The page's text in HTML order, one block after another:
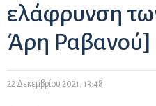
ελάφρυνση
Άρη Ραβανού]
22 Δεκεμβρίου 2021, 13:48